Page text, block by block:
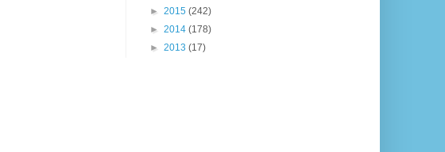
► 2015 (242)
► 2014 (178)
► 2013 (17)